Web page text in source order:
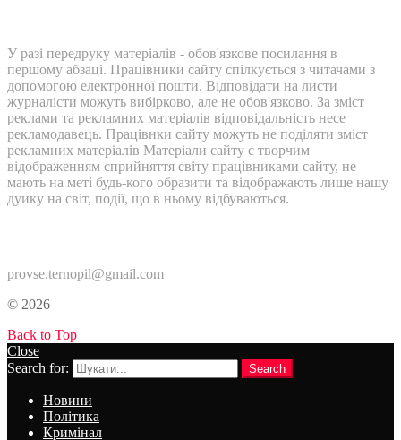
У разі передруку матеріалів - обов'язкове посилання в
першому абзаці. Працівники сайту спілкується з читачами з
допомогою електронної пошти. Відповідати на листи
журналісти можуть вибірково, але не обов'язково. За зміст
реклами та рекламних матеріалів відповідальність несе
рекламодавець. Працівнки сайту можуть не поділяти зміст
рекламних матеріалів Матеріали сайту є творчим
відображенням сприйняття світу працівниками сайту, не
мають на меті будь-кого образити та відображають лише нашу
дуику на світ, події, що в ньому відбуваються.
provse.ternopil@gmail.com
© 2026
Back to Top
Close
Search for:
Search
Новини
Політика
Кримінал